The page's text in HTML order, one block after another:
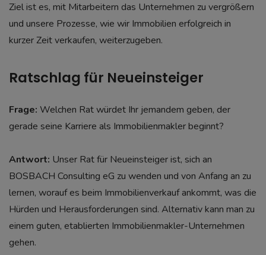
Ziel ist es, mit Mitarbeitern das Unternehmen zu vergrößern
und unsere Prozesse, wie wir Immobilien erfolgreich in
kurzer Zeit verkaufen, weiterzugeben.
Ratschlag für Neueinsteiger
Frage: Welchen Rat würdet Ihr jemandem geben, der
gerade seine Karriere als Immobilienmakler beginnt?
Antwort: Unser Rat für Neueinsteiger ist, sich an
BOSBACH Consulting eG zu wenden und von Anfang an zu
lernen, worauf es beim Immobilienverkauf ankommt, was die
Hürden und Herausforderungen sind. Alternativ kann man zu
einem guten, etablierten Immobilienmakler-Unternehmen
gehen.